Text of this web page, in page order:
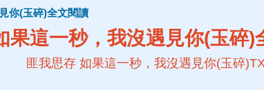
你(玉碎)全文閱讀
果這一秒，我沒遇見你(玉碎)
匪我思存 如果這一秒，我沒遇見你(玉碎